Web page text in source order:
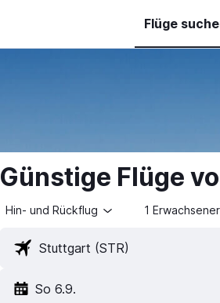
Flüge
Günstige Flüge
Hin- und Rückflug 1 Erwachsener
So 6.9.